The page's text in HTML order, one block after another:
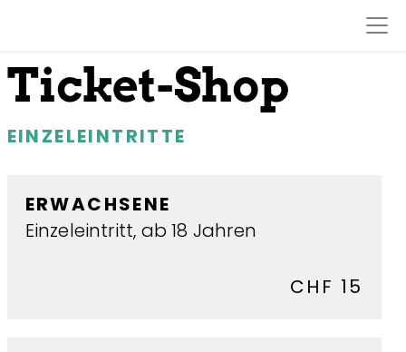
Ticket-Shop
EINZELEINTRITTE
ERWACHSENE
Einzeleintritt, ab 18 Jahren
CHF 15